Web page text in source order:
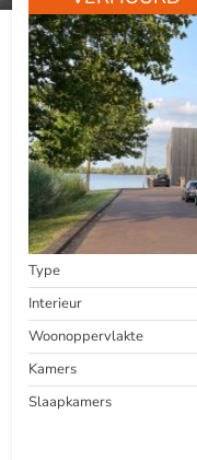
Type
Interieur
Woonoppervlakte
Kamers
Slaapkamers